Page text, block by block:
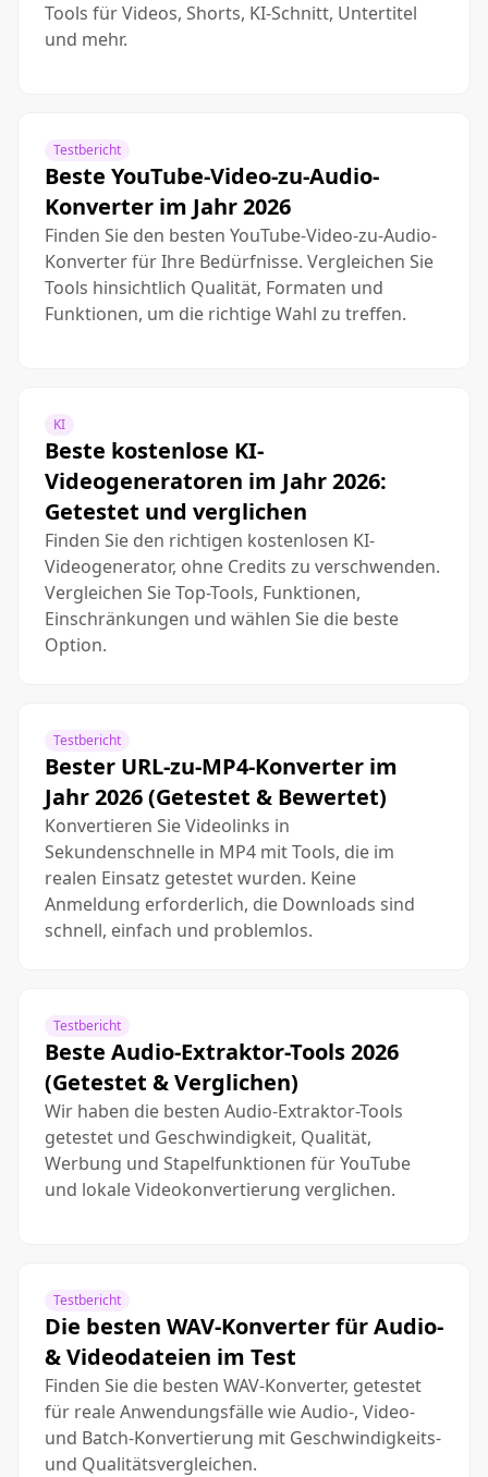
Tools für Videos, Shorts, KI-Schnitt, Untertitel
und mehr.
Testbericht
Beste YouTube-Video-zu-Audio-
Konverter im Jahr 2026
Finden Sie den besten YouTube-Video-zu-Audio-
Konverter für Ihre Bedürfnisse. Vergleichen Sie
Tools hinsichtlich Qualität, Formaten und
Funktionen, um die richtige Wahl zu treffen.
KI
Beste kostenlose KI-
Videogeneratoren im Jahr 2026:
Getestet und verglichen
Finden Sie den richtigen kostenlosen KI-
Videogenerator, ohne Credits zu verschwenden.
Vergleichen Sie Top-Tools, Funktionen,
Einschränkungen und wählen Sie die beste
Option.
Testbericht
Bester URL-zu-MP4-Konverter im
Jahr 2026 (Getestet & Bewertet)
Konvertieren Sie Videolinks in
Sekundenschnelle in MP4 mit Tools, die im
realen Einsatz getestet wurden. Keine
Anmeldung erforderlich, die Downloads sind
schnell, einfach und problemlos.
Testbericht
Beste Audio-Extraktor-Tools 2026
(Getestet & Verglichen)
Wir haben die besten Audio-Extraktor-Tools
getestet und Geschwindigkeit, Qualität,
Werbung und Stapelfunktionen für YouTube
und lokale Videokonvertierung verglichen.
Testbericht
Die besten WAV-Konverter für Audio-
& Videodateien im Test
Finden Sie die besten WAV-Konverter, getestet
für reale Anwendungsfälle wie Audio-, Video-
und Batch-Konvertierung mit Geschwindigkeits-
und Qualitätsvergleichen.